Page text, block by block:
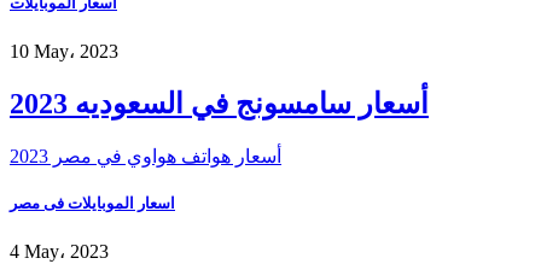
10 May، 2023
أسعار سامسونج في السعوديه 2023
أسعار هواتف هواوي في مصر 2023
اسعار الموبايلات فى مصر
4 May، 2023